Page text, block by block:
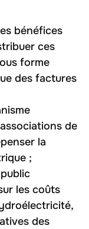
bénéfices
ces
forme
des factures
de
la
;
les coûts
des